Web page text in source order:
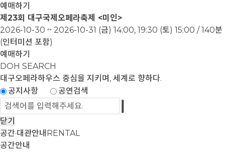
예매하기
제23회 대구국제오페라축제 <미인>
2026-10-30 ~ 2026-10-31 (금) 14:00, 19:30 (토) 15:00 / 140분
(인터미션 포함)
예매하기
DOH SEARCH
대구오페라하우스 중심을 지키며, 세계로 향하다.
공지사항
공연검색
닫기
공간·대관안내 RENTAL
공간안내